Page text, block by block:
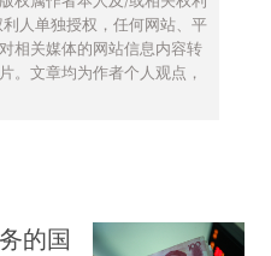
人单独授权，任何网站、平
相关媒体的网站信息内容转
。文章均为作者个人观点，
的国